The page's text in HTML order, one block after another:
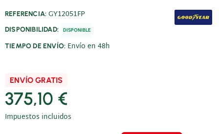
REFERENCIA: GY12051FP
DISPONIBILIDAD: DISPONIBLE
TIEMPO DE ENVÍO: Envío en 48h
ENVÍO GRATIS
375,10 €
Impuestos incluidos